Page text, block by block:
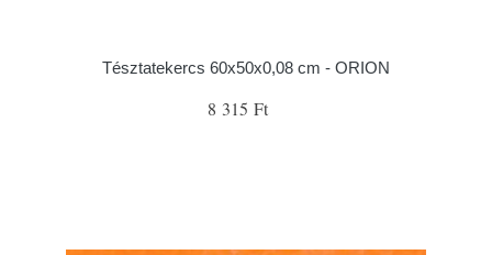
Tésztatekercs 60x50x0,08 cm - ORION
8 315 Ft